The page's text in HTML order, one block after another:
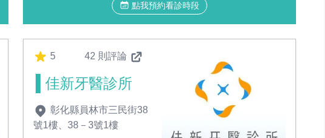
點我預約看診時段
5 42 則評論
佳新牙醫診所
彰化縣員林市三民街38
號1樓、38－3號1樓